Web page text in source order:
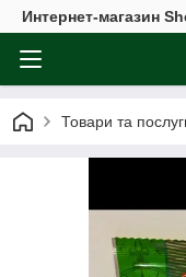
Интернет-магазин
Товари та